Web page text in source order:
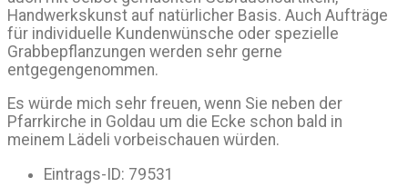
Handwerkskunst auf natürlicher Basis. Auch Aufträge
für individuelle Kundenwünsche oder spezielle
Grabbepflanzungen werden sehr gerne
entgegengenommen.
Es würde mich sehr freuen, wenn Sie neben der
Pfarrkirche in Goldau um die Ecke schon bald in
meinem Lädeli vorbeischauen würden.
Eintrags-ID: 79531